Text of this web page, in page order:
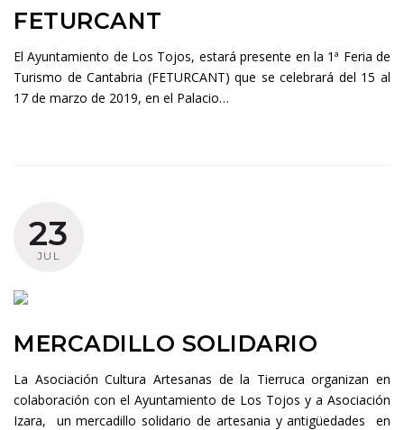
FETURCANT
El Ayuntamiento de Los Tojos, estará presente en la 1ª Feria de
Turismo de Cantabria (FETURCANT) que se celebrará del 15 al
17 de marzo de 2019, en el Palacio…
23
JUL
MERCADILLO SOLIDARIO
La Asociación Cultura Artesanas de la Tierruca organizan en
colaboración con el Ayuntamiento de Los Tojos y a Asociación
Izara, un mercadillo solidario de artesania y antigüedades en